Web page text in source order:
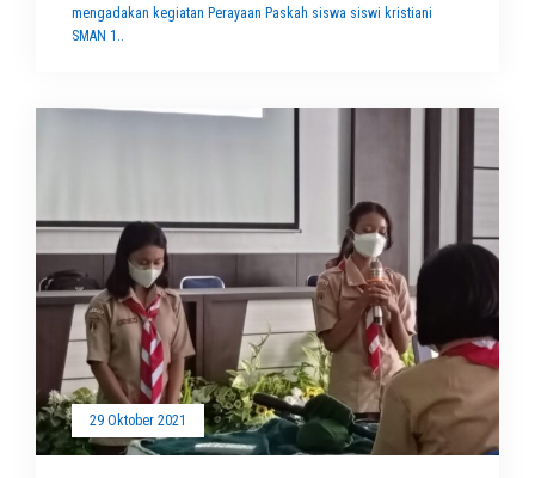
mengadakan kegiatan Perayaan Paskah siswa siswi kristiani
SMAN 1..
29 Oktober 2021